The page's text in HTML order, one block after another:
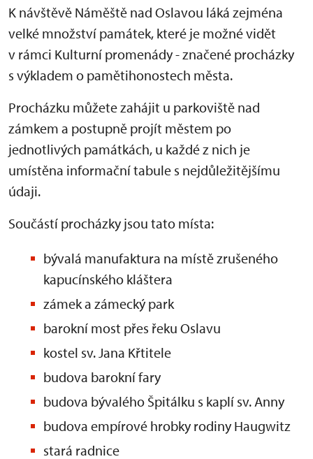
K návštěvě Náměště nad Oslavou láká zejména
velké množství památek, které je možné vidět
v rámci Kulturní promenády - značené procházky
s výkladem o pamětihonostech města.
Procházku můžete zahájit u parkoviště nad
zámkem a postupně projít městem po
jednotlivých památkách, u každé z nich je
umístěna informační tabule s nejdůležitějšímu
údaji.
Součástí procházky jsou tato místa:
bývalá manufaktura na místě zrušeného
kapucínského kláštera
zámek a zámecký park
barokní most přes řeku Oslavu
kostel sv. Jana Křtitele
budova barokní fary
budova bývalého Špitálku s kaplí sv. Anny
budova empírové hrobky rodiny Haugwitz
stará radnice